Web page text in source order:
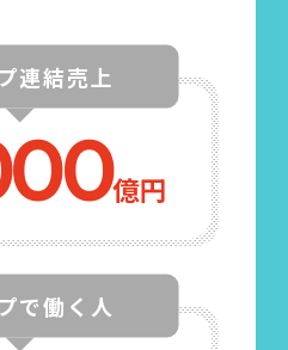
連結売上
億円
で働く人